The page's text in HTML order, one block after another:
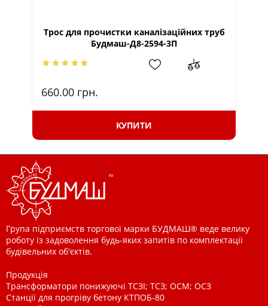
Трос для прочистки каналізаційних труб
Будмаш-Д8-2594-3П
660.00 грн.
КУПИТИ
Група підприємств торгової марки БУДМАШ® веде велику
роботу із задоволення будь-яких запитів по комплектації
будівельних об'єктів.
Продукція
Трансформатори понижуючі ТСЗІ; ТСЗ; ОСМ; ОСЗ
Станції для прогріву бетону КТПОБ-80